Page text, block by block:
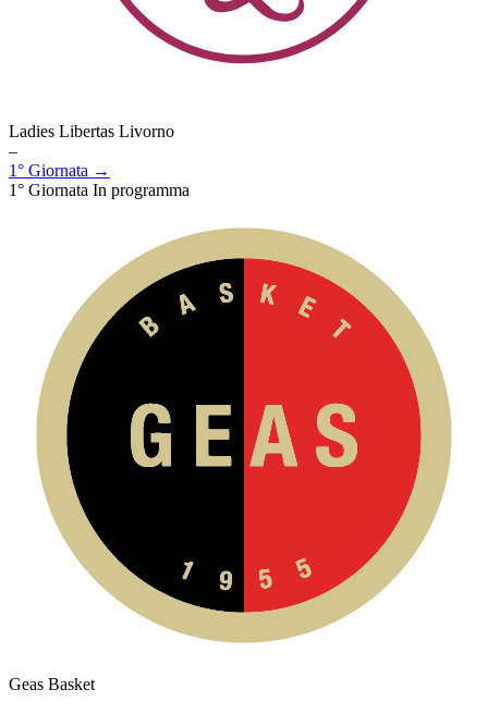
Ladies Libertas Livorno
–
1° Giornata →
1° Giornata In programma
Geas Basket